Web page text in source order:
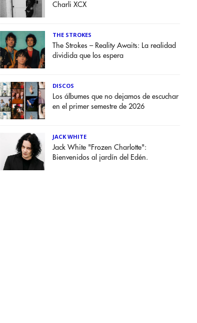
Charli XCX
THE STROKES
The Strokes – Reality Awaits: La realidad
dividida que los espera
DISCOS
Los álbumes que no dejamos de escuchar
en el primer semestre de 2026
JACK WHITE
Jack White "Frozen Charlotte":
Bienvenidos al jardín del Edén.